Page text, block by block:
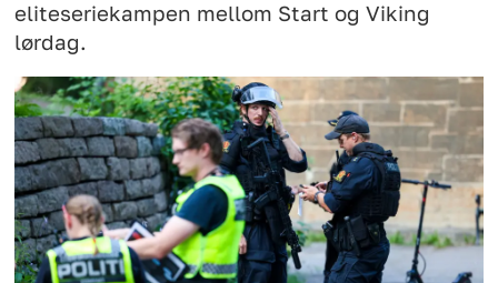
eliteseriekampen mellom Start og Viking
lørdag.